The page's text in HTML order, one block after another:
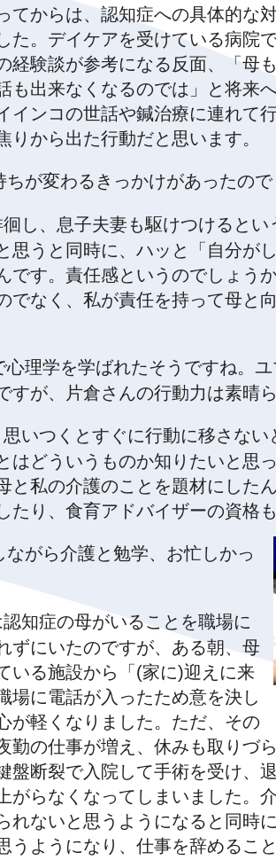
てからは、認知症への具体的な
た。デイケアを受けている病院
経験談が参考になる反面、「母
も出来なくなるのでは」と将来
インコの世話や鍼治療に連れて
りから出た行動だと思います。
ちが変わるきっかけがあったので
し、息子夫妻も駆けつけると
思うと同時に、ハッと「自分が
です。責任感というのでしょう
でなく、私が責任を持って母と
心理学を学ばれたそうですね。
すが、片倉さんの行動力は素晴ら
いつくとすぐに行動に移さな
はどういうものか知りたいと思
と私の介護のことを題材にした
たり、食育アドバイザーの資格も
ながら介護と勉学、お忙しかっ
知症の母がいることを職場に
ずにいたのですが、ある朝、母
いる施設から「(家に)迎えに来
場に電話が入ったため意を決し
が軽くなりました。ただ、その
勤の仕事が増え、休みも取りづ
盤断裂で入院して手術を受け、
がらなくなってしまいました。
れないと思うようになると同時
うようになり、仕事を辞めるこ